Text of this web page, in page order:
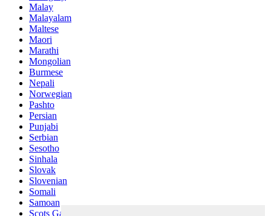
Malay
Malayalam
Maltese
Maori
Marathi
Mongolian
Burmese
Nepali
Norwegian
Pashto
Persian
Punjabi
Serbian
Sesotho
Sinhala
Slovak
Slovenian
Somali
Samoan
Scots Gaelic